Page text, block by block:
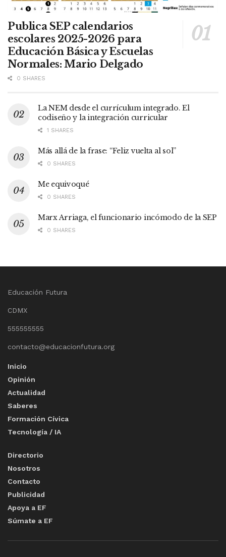
Publica SEP calendarios
escolares 2025-2026 para
Educación Básica y Escuelas
Normales: Mario Delgado
0 SHARES
La NEM desde el currículum integrado. El
codiseño y la integración curricular
1 SHARES
Más allá de la frase: “Feliz vuelta al sol”
0 SHARES
Me equivoqué
0 SHARES
Marx Arriaga, el funcionario incómodo de la SEP
0 SHARES
Educación Futura
CDMX
555555555
contacto@educacionfutura.org
Inicio
Opinión
Actualidad
Saberes
Formación Cívica
Tecnología / IA
Directorio
Nosotros
Contacto
Publicidad
Apoya a EF
Súmate a EF